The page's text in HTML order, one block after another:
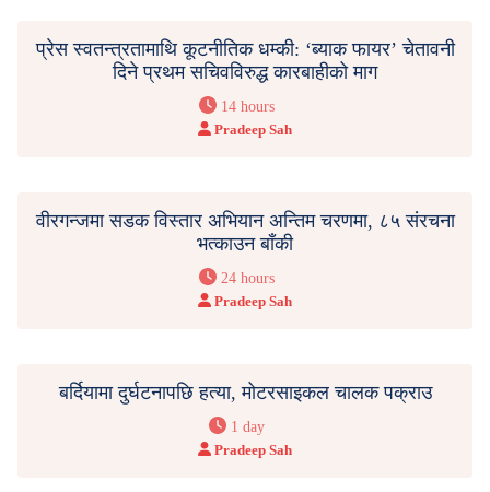
प्रेस स्वतन्त्रतामाथि कूटनीतिक धम्की: ‘ब्याक फायर’ चेतावनी
दिने प्रथम सचिवविरुद्ध कारबाहीको माग
14 hours
Pradeep Sah
वीरगन्जमा सडक विस्तार अभियान अन्तिम चरणमा, ८५ संरचना
भत्काउन बाँकी
24 hours
Pradeep Sah
बर्दियामा दुर्घटनापछि हत्या, मोटरसाइकल चालक पक्राउ
1 day
Pradeep Sah